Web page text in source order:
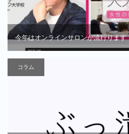
今年はオンラインサロンが流行ります
コラム